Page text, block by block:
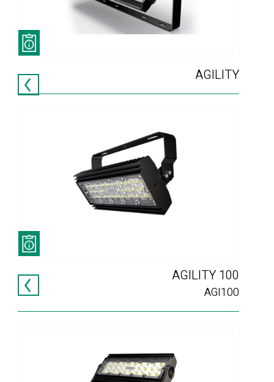
AGILITY
AGILITY 100
AGI100